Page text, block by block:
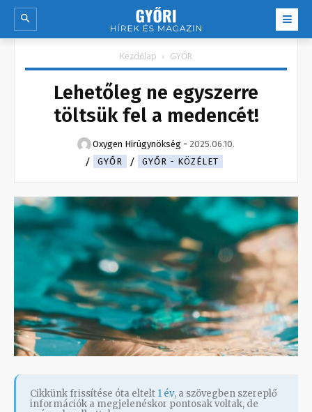
Kezdőlap GYŐR
Lehetőleg ne egyszerre
töltsük fel a medencét!
Oxygen Hirügynökség - 2025.06.10.
GYŐR
GYŐR - KÖZÉLET
Cikkünk frissítése óta eltelt 1 év, a szövegben szereplő
információk a megjelenéskor pontosak voltak, de